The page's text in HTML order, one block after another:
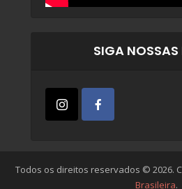
SIGA NOSSAS
Todos os direitos reservados © 2026.
Brasileira.